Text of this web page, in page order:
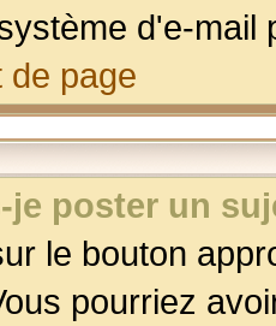
d'e-
de page
je poster un
le bouton
pourriez